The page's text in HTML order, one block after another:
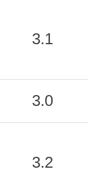
3.1
3.0
3.2